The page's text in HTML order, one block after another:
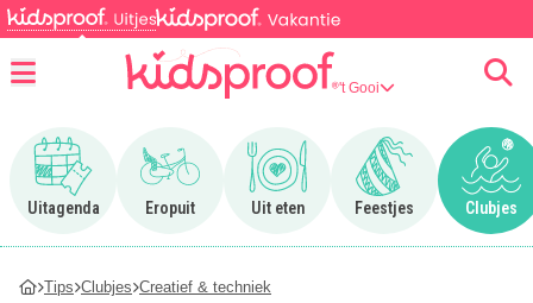
't Gooi
Uitagenda
Ga naar Uitagenda
Eropuit
Ga naar Eropuit
Uit eten
Ga naar Uit eten
Feestjes
Ga naar Feestjes
Clubjes
Ga
Tips Clubjes Creatief & techniek